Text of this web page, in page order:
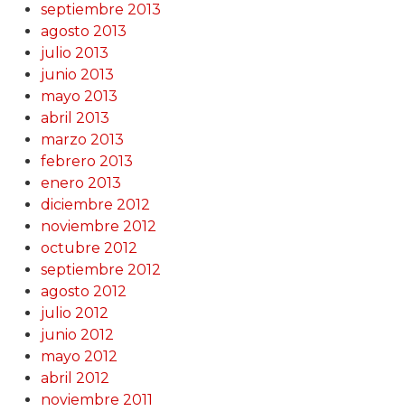
septiembre 2013
agosto 2013
julio 2013
junio 2013
mayo 2013
abril 2013
marzo 2013
febrero 2013
enero 2013
diciembre 2012
noviembre 2012
octubre 2012
septiembre 2012
agosto 2012
julio 2012
junio 2012
mayo 2012
abril 2012
noviembre 2011